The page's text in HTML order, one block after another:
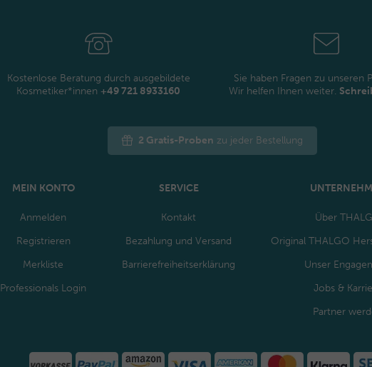
Kostenlose Beratung durch ausgebildete
Kosmetiker*innen +49 721 8933160
Sie haben Fragen zu unseren
Wir helfen Ihnen weiter.
2 Gratis-Proben zu jeder Bestellung
MEIN KONTO
Anmelden
Registrieren
Merkliste
Professionals Login
SERVICE
Kontakt
Bezahlung und Versand
Barrierefreiheitserklärung
Über
Original THALGO
Unser
Jobs &
Partner